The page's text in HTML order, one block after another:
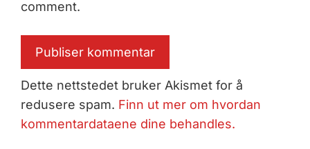
comment.
Dette nettstedet bruker Akismet for å
redusere spam. Finn ut mer om hvordan
kommentardataene dine behandles.